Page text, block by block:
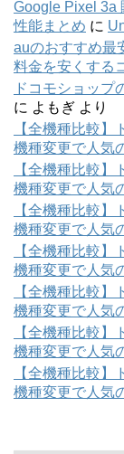
Google Pixel 3a
性能まとめ に
auのおすすめ最
料金を安くする
ドコモショップ
に よもぎ より
【全機種比較】
機種変更で人気
【全機種比較】
機種変更で人気
【全機種比較】
機種変更で人気
【全機種比較】
機種変更で人気
【全機種比較】
機種変更で人気
【全機種比較】
機種変更で人気
【全機種比較】
機種変更で人気